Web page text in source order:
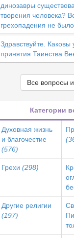
динозавры
творения человека?
грехопадения не было
Здравствуйте. Каковы
принятия Таинства
Все вопросы
Категории
Духовная жизнь
и благочестие
(576)
Грехи (298)
Другие религии
(197)